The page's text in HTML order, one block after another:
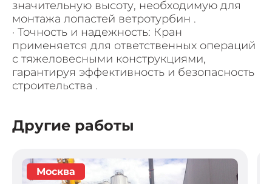
значительную высоту, необходимую для
монтажа лопастей ветротурбин .
· Точность и надежность: Кран
применяется для ответственных операций
с тяжеловесными конструкциями,
гарантируя эффективность и безопасность
строительства .
Другие работы